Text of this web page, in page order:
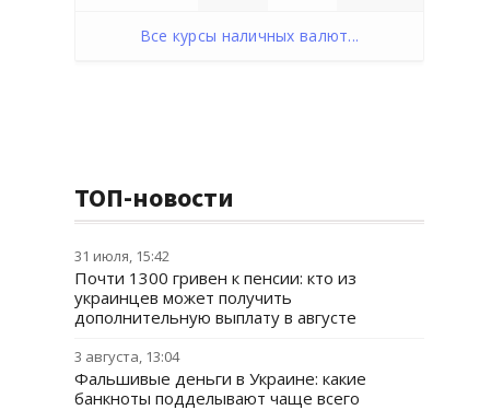
Все курсы наличных валют...
ТОП-новости
31 июля, 15:42
Почти 1300 гривен к пенсии: кто из
украинцев может получить
дополнительную выплату в августе
3 августа, 13:04
Фальшивые деньги в Украине: какие
банкноты подделывают чаще всего